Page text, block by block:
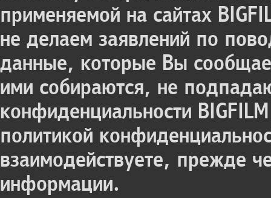
применяемой на сайтах
не делаем заявлений по
данные, которые Вы
ими собираются, не
конфиденциальности
политикой
взаимодействуете, прежде
информации.